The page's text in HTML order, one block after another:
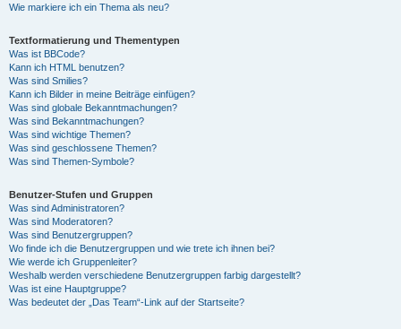
Wie markiere ich ein Thema als neu?
Textformatierung und Thementypen
Was ist BBCode?
Kann ich HTML benutzen?
Was sind Smilies?
Kann ich Bilder in meine Beiträge einfügen?
Was sind globale Bekanntmachungen?
Was sind Bekanntmachungen?
Was sind wichtige Themen?
Was sind geschlossene Themen?
Was sind Themen-Symbole?
Benutzer-Stufen und Gruppen
Was sind Administratoren?
Was sind Moderatoren?
Was sind Benutzergruppen?
Wo finde ich die Benutzergruppen und wie trete ich ihnen bei?
Wie werde ich Gruppenleiter?
Weshalb werden verschiedene Benutzergruppen farbig dargestellt?
Was ist eine Hauptgruppe?
Was bedeutet der „Das Team“-Link auf der Startseite?